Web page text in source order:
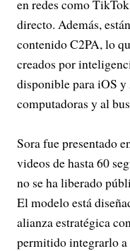
en redes como
directo. Además,
contenido C2PA, lo
creados por
disponible para iOS
computadoras y al
Sora fue presentado
videos de hasta 60
no se ha liberado
El modelo está
alianza estratégica
permitido integrarlo